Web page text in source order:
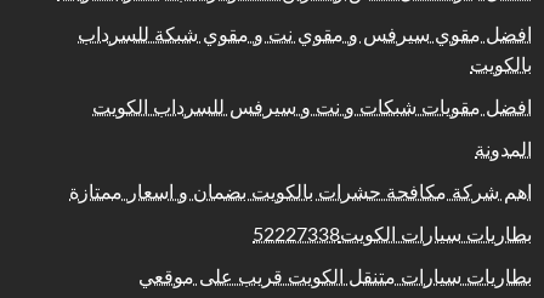
افضل مقوي سيرفس و مقوي نت و مقوي شبكة للسرداب
بالكويت
افضل مقويات شبكات و نت و سيرفس للسرداب الكويت
المدونة
اهم شركة مكافحة حشرات بالكويت بضمان و اسعار ممتازة
بطاريات سيارات الكويت52227338
بطاريات سيارات متنقل الكويت قريب على موقعي